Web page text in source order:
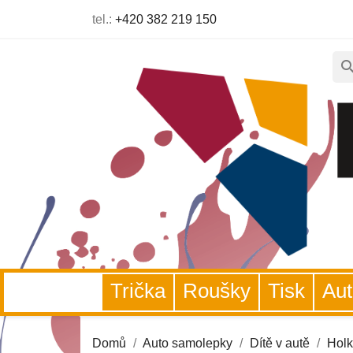
tel.: +420 382 219 150
Trička Roušky Tisk
Domů Auto samolepky Dítě v autě